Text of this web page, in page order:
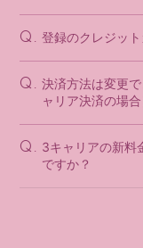
Q. 登録のクレジッ
Q. 決済方法は変更
ャリア決済の場合
Q. 3キャリアの新料
ですか？